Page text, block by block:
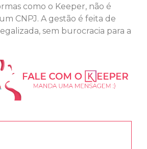
como o Keeper, não é
CNPJ. A gestão é feita de
sem burocracia para a